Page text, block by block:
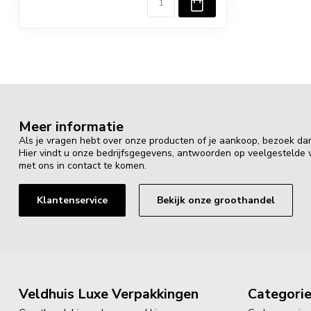
Meer informatie
Als je vragen hebt over onze producten of je aankoop, bezoek
Hier vindt u onze bedrijfsgegevens, antwoorden op veelgestelde
met ons in contact te komen.
Klantenservice Bekijk onze groothandel
Veldhuis Luxe Verpakkingen